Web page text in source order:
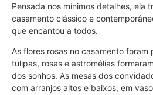
Pensada nos mínimos detalhes, ela
casamento clássico e
que encantou a todos.
As flores rosas no casamento
tulipas, rosas e astromélias
dos sonhos. As mesas dos
com arranjos altos e baixos, em